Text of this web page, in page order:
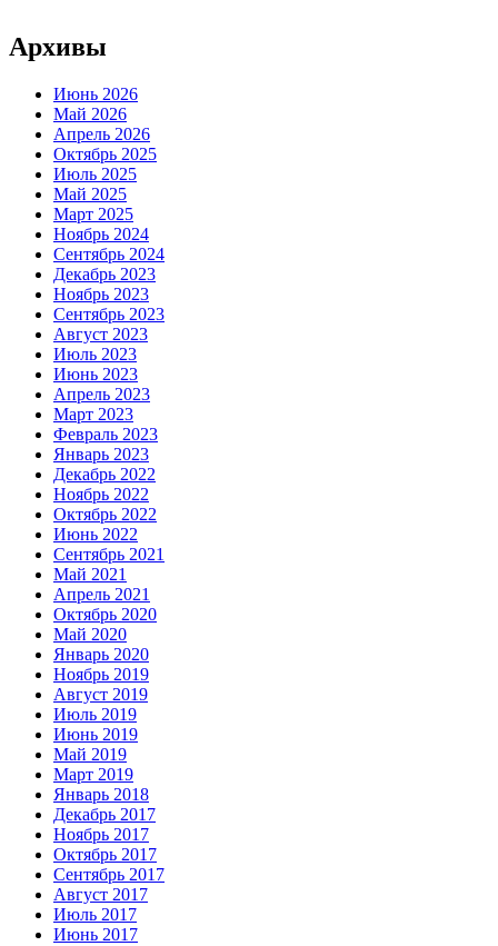
Архивы
Июнь 2026
Май 2026
Апрель 2026
Октябрь 2025
Июль 2025
Май 2025
Март 2025
Ноябрь 2024
Сентябрь 2024
Декабрь 2023
Ноябрь 2023
Сентябрь 2023
Август 2023
Июль 2023
Июнь 2023
Апрель 2023
Март 2023
Февраль 2023
Январь 2023
Декабрь 2022
Ноябрь 2022
Октябрь 2022
Июнь 2022
Сентябрь 2021
Май 2021
Апрель 2021
Октябрь 2020
Май 2020
Январь 2020
Ноябрь 2019
Август 2019
Июль 2019
Июнь 2019
Май 2019
Март 2019
Январь 2018
Декабрь 2017
Ноябрь 2017
Октябрь 2017
Сентябрь 2017
Август 2017
Июль 2017
Июнь 2017